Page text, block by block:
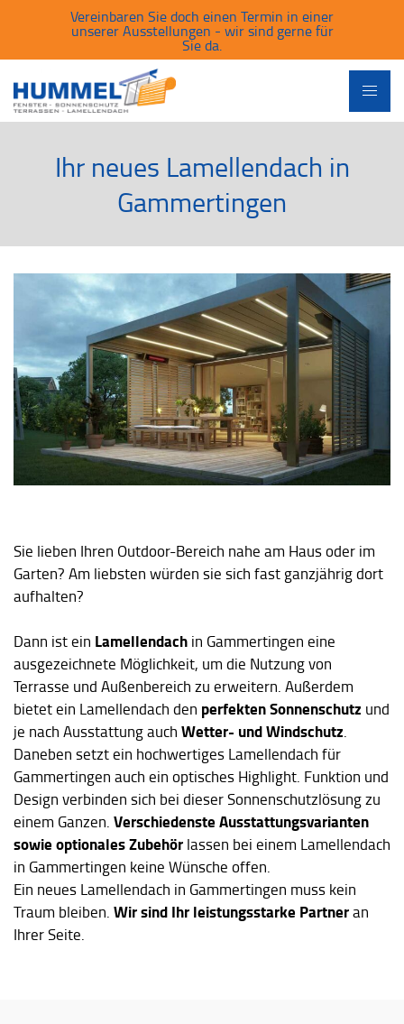
Vereinbaren Sie doch einen Termin in einer
unserer Ausstellungen - wir sind gerne für
Sie da.
Ihr neues Lamellendach in
Gammertingen
Sie lieben Ihren Outdoor-Bereich nahe am Haus oder im
Garten? Am liebsten würden sie sich fast ganzjährig dort
aufhalten?
Dann ist ein Lamellendach in Gammertingen eine
ausgezeichnete Möglichkeit, um die Nutzung von
Terrasse und Außenbereich zu erweitern. Außerdem
bietet ein Lamellendach den perfekten Sonnenschutz und
je nach Ausstattung auch Wetter- und Windschutz.
Daneben setzt ein hochwertiges Lamellendach für
Gammertingen auch ein optisches Highlight. Funktion und
Design verbinden sich bei dieser Sonnenschutzlösung zu
einem Ganzen. Verschiedenste Ausstattungsvarianten
sowie optionales Zubehör lassen bei einem Lamellendach
in Gammertingen keine Wünsche offen.
Ein neues Lamellendach in Gammertingen muss kein
Traum bleiben. Wir sind Ihr leistungsstarke Partneran
Ihrer Seite.